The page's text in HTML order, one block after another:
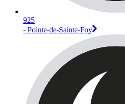
925
- Pointe-de-Sainte-Foy